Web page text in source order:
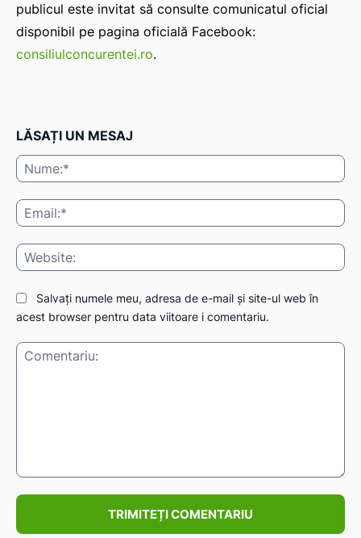
publicul este invitat să consulte comunicatul oficial
disponibil pe pagina oficială Facebook:
consiliulconcurentei.ro.
LĂSAȚI UN MESAJ
Salvați numele meu, adresa de e-mail și site-ul web în
acest browser pentru data viitoare i comentariu.